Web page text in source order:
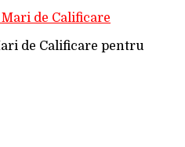
de Calificare pentru